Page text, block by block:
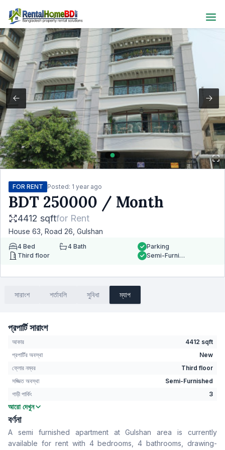
FOR RENT Posted: 1 year ago
BDT 250000 / Month
4412 sqftfor Rent
House 63, Road 26, Gulshan
4 Bed 4 Bath
Third floor
Parking
Semi-Furnished
সারাংশ শর্তাবলি সুবিধা ম্যাপ
প্রপার্টি সারাংশ
আকার
4412 sqft
প্রপার্টির অবস্থা
New
ফ্লোর নম্বর
Third floor
সজ্জিত অবস্থা
Semi-Furnished
গাড়ী পার্কিং
3
বেডরুম
বাথরুম
বসার রুম
Yes
Drawing Room
Yes
আরো দেখুন
বর্ণনা
A semi furnished apartment at Gulshan area is currently
available for rent with 4 bedrooms, 4 bathrooms, drawing-